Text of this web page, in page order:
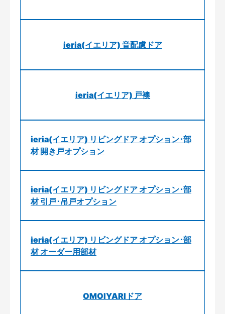
ieria(イエリア) 音配慮ドア
ieria(イエリア) 戸襖
ieria(イエリア) リビングドア オプション･部
材 開き戸オプション
ieria(イエリア) リビングドア オプション･部
材 引戸･吊戸オプション
ieria(イエリア) リビングドア オプション･部
材 オーダー用部材
OMOIYARIドア